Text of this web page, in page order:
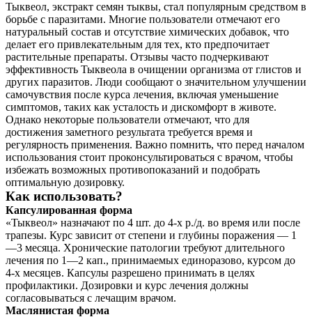
О нас
Услуги
Акции
Отзывы
Статьи
Контакты
Тыквеол, экстракт семян тыквы, стал популярным средством в
борьбе с паразитами. Многие пользователи отмечают его
натуральный состав и отсутствие химических добавок, что
делает его привлекательным для тех, кто предпочитает
растительные препараты. Отзывы часто подчеркивают
эффективность Тыквеола в очищении организма от глистов и
других паразитов. Люди сообщают о значительном улучшении
самочувствия после курса лечения, включая уменьшение
симптомов, таких как усталость и дискомфорт в животе.
Однако некоторые пользователи отмечают, что для
достижения заметного результата требуется время и
регулярность применения. Важно помнить, что перед началом
использования стоит проконсультироваться с врачом, чтобы
избежать возможных противопоказаний и подобрать
оптимальную дозировку.
Как использовать?
Капсулированная форма
«Тыквеол» назначают по 4 шт. до 4-х р./д. во время или после
трапезы. Курс зависит от степени и глубины поражения — 1
—3 месяца. Хронические патологии требуют длительного
лечения по 1—2 кап., принимаемых единоразово, курсом до
4-х месяцев. Капсулы разрешено принимать в целях
профилактики. Дозировки и курс лечения должны
согласовываться с лечащим врачом.
Маслянистая форма